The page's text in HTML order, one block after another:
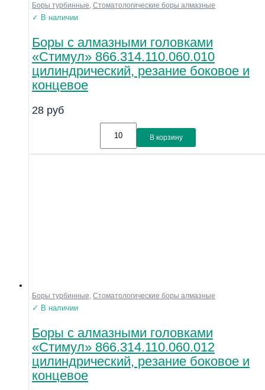
Боры турбинные Стоматологические боры алмазные
✓ В наличии
Боры с алмазными головками
«Стимул» 866.314.110.060.010
цилиндрический, резание боковое и
концевое
28 руб
В корзину
Боры турбинные, Стоматологические боры алмазные
✓ В наличии
Боры с алмазными головками
«Стимул» 866.314.110.060.012
цилиндрический, резание боковое и
концевое